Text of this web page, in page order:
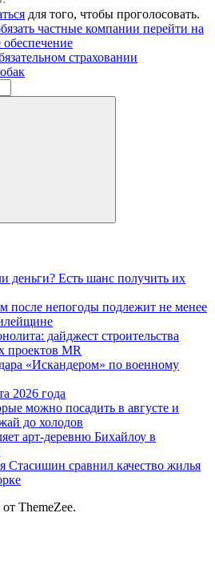
для того, чтобы проголосовать.
частные компании перейти на
страховании
деньги? Есть шанс получить их
после непогоды подлежит не менее
дайджест строительства
проектов MR
«Искандером» по военному
2026 года
можно посадить в августе и
до холодов
арт-деревню Бихайлоу в
Стасишин сравнил качество жилья
ThemeZee.